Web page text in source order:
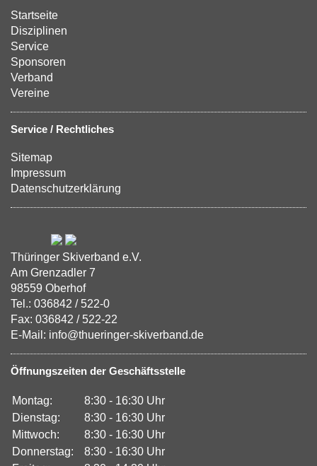
Startseite
Disziplinen
Service
Sponsoren
Verband
Vereine
Service / Rechtliches
Sitemap
Impressum
Datenschutzerklärung
Thüringer Skiverband e.V.
Am Grenzadler 7
98559 Oberhof
Tel.: 036842 / 522-0
Fax: 036842 / 522-22
E-Mail: info@thueringer-skiverband.de
Öffnungszeiten der Geschäftsstelle
Montag:
8:30 - 16:30 Uhr
Dienstag:
8:30 - 16:30 Uhr
Mittwoch:
8:30 - 16:30 Uhr
Donnerstag:
8:30 - 16:30 Uhr